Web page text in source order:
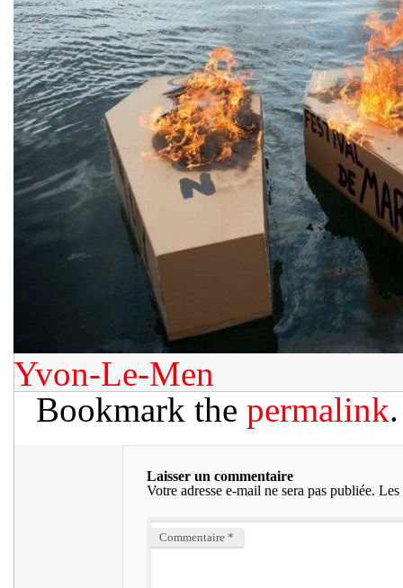
Yvon-Le-Men
Bookmark the permalink.
Laisser un commentaire
Votre adresse e-mail ne sera pas publiée. Les
Commentaire *